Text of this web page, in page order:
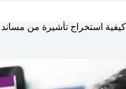
كيفية استخراج تأشيرة من مساند